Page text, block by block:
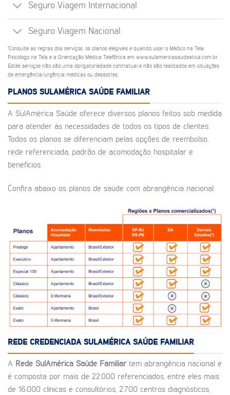
Seguro Viagem Internacional
Seguro Viagem Nacional
¹Consulte as regras dos serviços, os planos elegíveis e quando usar o Médico na Tela,
Psicólogo na Tela e a Orientação Médica Telefônica em www.sulamericasaudeativa.com.br.
Estes serviços não são uma obrigatoriedade contratual e não são realizados em situações
de emergência/urgência médicas ou desastres.
PLANOS SULAMÉRICA SAÚDE FAMILIAR
A SulAmérica Saúde oferece diversos planos feitos sob medida
para atender às necessidades de todos os tipos de clientes.
Todos os planos se diferenciam pelas opções de reembolso,
rede referenciada, padrão de acomodação hospitalar e
benefícios.
Confira abaixo os planos de saúde com abrangência nacional:
REDE CREDENCIADA SULAMÉRICA SAÚDE FAMILIAR
A Rede SulAmérica Saúde Familiar tem abrangência nacional e
é composta por mais de 22.000 referenciados, entre eles mais
de 16.000 clínicas e consultórios, 2.700 centros diagnósticos,